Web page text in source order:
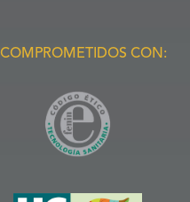
COMPROMETIDOS CON: